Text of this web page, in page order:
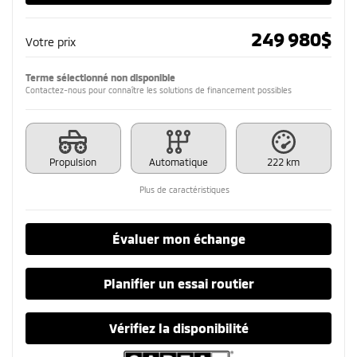
Votre prix 249 980$
Terme sélectionné non disponible
Contactez-nous pour connaître les solutions de financement possibles
Propulsion Automatique 222 km
Plus de caractéristiques
Évaluer mon échange
Planifier un essai routier
Vérifiez la disponibilité